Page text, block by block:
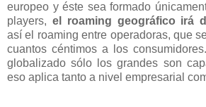
europeo y éste sea formado
players, el roaming geográfico irá
así el roaming entre operadoras, que
cuantos céntimos a los
globalizado sólo los grandes son
eso aplica tanto a nivel empresarial